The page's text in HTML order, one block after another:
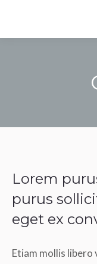
Lorem
purus
eget ex
Etiam mollis libero